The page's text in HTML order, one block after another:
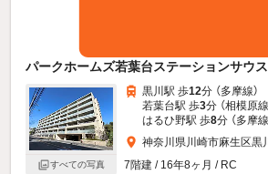
パークホームズ若葉台ステーションサウ
すべての写真
黒川駅 歩12分 （多摩線）
若葉台駅 歩3分 （相模原線
はるひ野駅 歩8分 （多摩線
神奈川県川崎市麻生区黒
7階建 / 16年8ヶ月 / RC